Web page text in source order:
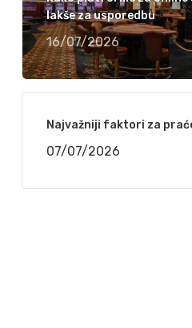
lakše za usporedbu
16/07/2026
Najvažniji faktori za
07/07/2026